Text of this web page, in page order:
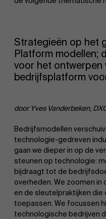
Strategieën op het
Platform modellen;
voor het ontwerpen
bedrijfsplatform
door Yves Vanderbeken,
Bedrijfsmodellen
technologie-gedreven
gaan we dieper in op de
steunen op technologie:
bijdraagt tot de
overheden. We zoomen
en de sleutelpraktijken
toepassen. We focussen
technologische bedrijven